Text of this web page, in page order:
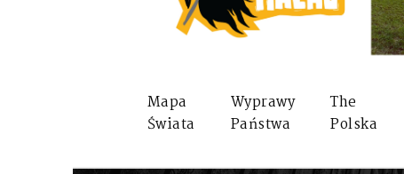
Mapa
Świata
Wyprawy
Państwa
The
Polska